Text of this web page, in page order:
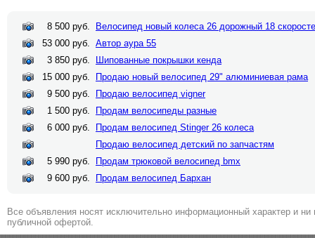
8 500 руб.
Велосипед новый колеса 26 дорожный 18
53 000 руб. Автор аура 55
3 850 руб.
Шипованные покрышки кенда
15 000 руб.
Продаю новый велосипед 29" алюминиевая рама
9 500 руб.
Продаю велосипед vigner
1 500 руб.
Продам велосипеды разные
6 000 руб.
Продам велосипед Stinger 26 колеса
Продаю велосипед детский по запчастям
5 990 руб.
Продам трюковой велосипед bmx
9 600 руб.
Продам велосипед Бархан
Все объявления носят исключительно информационный характер и ни
публичной офертой.